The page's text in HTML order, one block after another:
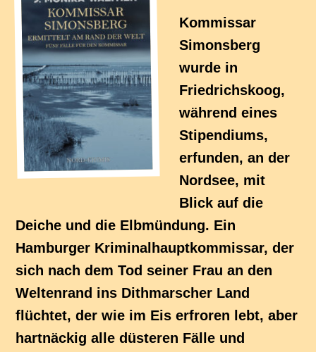
Kommissar
Simonsberg
wurde in
Friedrichskoog,
während eines
Stipendiums,
erfunden, an der
Nordsee, mit
Blick auf die
Deiche und die Elbmündung. Ein
Hamburger Kriminalhauptkommissar, der
sich nach dem Tod seiner Frau an den
Weltenrand ins Dithmarscher Land
flüchtet, der wie im Eis erfroren lebt, aber
hartnäckig alle düsteren Fälle und